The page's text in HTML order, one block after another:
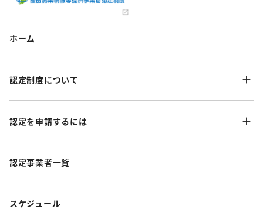
ホーム
認定制度について
認定を申請するには
認定事業者一覧
スケジュール